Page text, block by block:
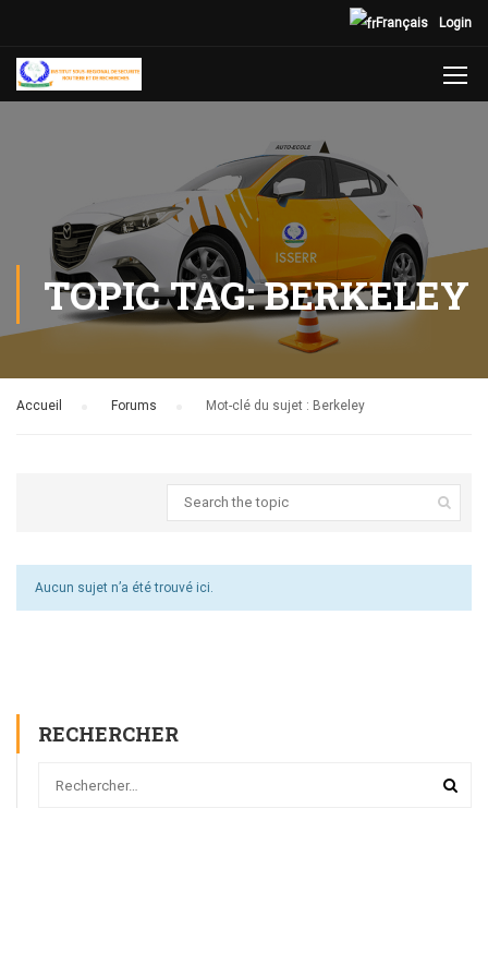
Login
Français
TOPIC TAG: BERKELEY
Accueil Forums Mot-clé du sujet : Berkeley
Aucun sujet n’a été trouvé ici.
RECHERCHER